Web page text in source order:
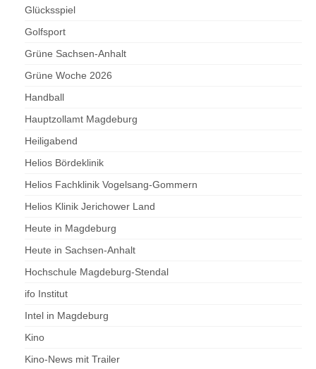
Glücksspiel
Golfsport
Grüne Sachsen-Anhalt
Grüne Woche 2026
Handball
Hauptzollamt Magdeburg
Heiligabend
Helios Bördeklinik
Helios Fachklinik Vogelsang-Gommern
Helios Klinik Jerichower Land
Heute in Magdeburg
Heute in Sachsen-Anhalt
Hochschule Magdeburg-Stendal
ifo Institut
Intel in Magdeburg
Kino
Kino-News mit Trailer